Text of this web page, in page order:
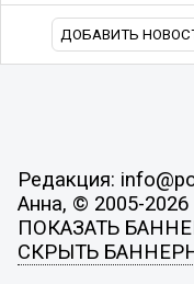
ДОБАВИТЬ
Редакция:
Анна, © 2005-2026
ПОКАЗАТЬ
СКРЫТЬ